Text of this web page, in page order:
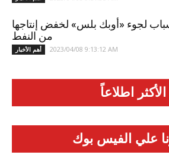
لجوء «أوبك بلس» لخفض إنتاجها
من النفط
أهم الأخبار 2023/04/08 9:13:12 AM
الأكثر اطلاعاً
علي الفيس بوك